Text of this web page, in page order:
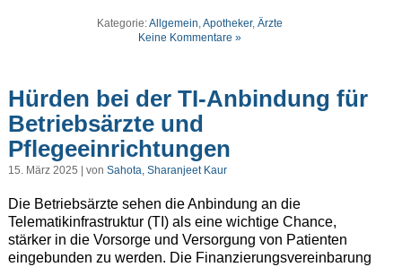
Kategorie:Allgemein,Apotheker,Ärzte
Keine Kommentare »
Hürden bei der TI-Anbindung für
Betriebsärzte und
Pflegeeinrichtungen
15. März 2025 | von Sahota, Sharanjeet Kaur
Die Betriebsärzte sehen die Anbindung an die
Telematikinfrastruktur (TI) als eine wichtige Chance,
stärker in die Vorsorge und Versorgung von Patienten
eingebunden zu werden. Die Finanzierungsvereinbarung